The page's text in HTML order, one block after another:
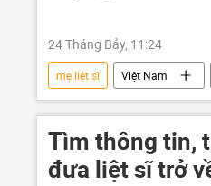
24 Tháng Bảy, 11:24
mẹ liệt sĩ Việt Nam
tội ác chiến tranh
Tìm thông tin,
đưa liệt sĩ trở